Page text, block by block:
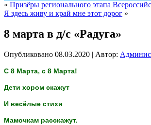
« Призёры регионального этапа
Я здесь живу и край мне этот дорог »
8 марта в д/с «Радуга»
Опубликовано 08.03.2020 | Автор:
С 8 Марта, с 8 Марта!
Дети хором скажут
И весёлые стихи
Мамочкам расскажут.